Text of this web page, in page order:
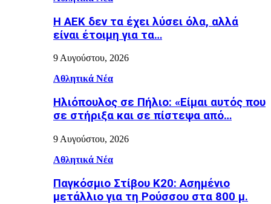
Η ΑΕΚ δεν τα έχει λύσει όλα, αλλά
είναι έτοιμη για τα…
9 Αυγούστου, 2026
Αθλητικά Νέα
Ηλιόπουλος σε Πήλιο: «Είμαι αυτός που
σε στήριξα και σε πίστεψα από…
9 Αυγούστου, 2026
Αθλητικά Νέα
Παγκόσμιο Στίβου Κ20: Ασημένιο
μετάλλιο για τη Ρούσσου στα 800 μ.